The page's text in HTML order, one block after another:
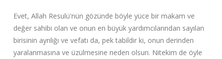
Evet, Allah Resulü'nün gözünde böyle yüce bir makam ve
değer sahibi olan ve onun en büyük yardımcılarından sayılan
birisinin ayrılığı ve vefatı da, pek tabiîdir ki, onun derinden
yaralanmasına ve üzülmesine neden olsun. Nitekim de öyle